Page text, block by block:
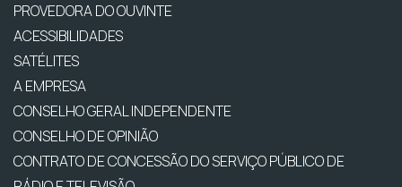
PROVEDORA DO OUVINTE
ACESSIBILIDADES
SATÉLITES
A EMPRESA
CONSELHO GERAL INDEPENDENTE
CONSELHO DE OPINIÃO
CONTRATO DE CONCESSÃO DO SERVIÇO PÚBLICO DE